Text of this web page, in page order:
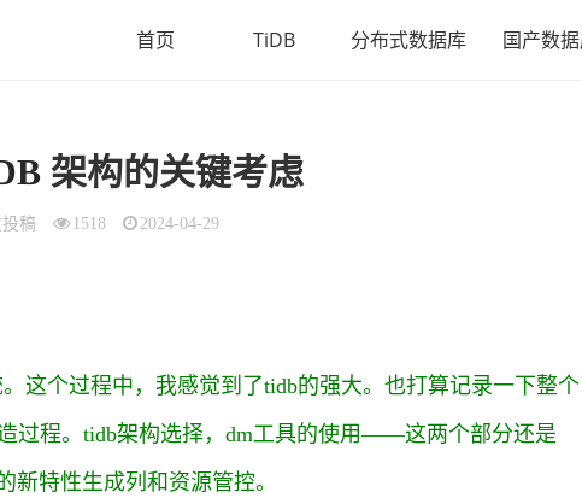
首页 TiDB 分布式数据库 国产数
架构的关键考虑
稿 1518 2024-04-29
这个过程中，我感觉到了tidb的强大。也打算记录一下整个
过程。tidb架构选择，dm工具的使用——这两个部分还是
新特性生成列和资源管控。